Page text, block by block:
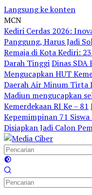
Langsung ke konten
MCN
Kediri Cerdas 2026:
Panggung, Harus Jadi
Remaja di Kota Kediri:
Darah TinggiDinas
Mengucapkan HUT
Daerah Air Minum Tirta
Madiun mengucapkan
Kemerdekaan RI Ke – 81
Kepemimpinan 71
Disiapkan Jadi Calon